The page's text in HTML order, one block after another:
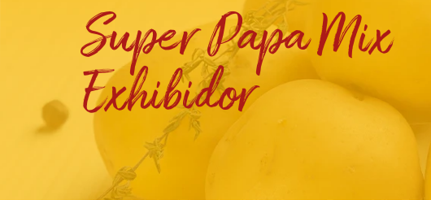
Super Papa Mix
Exhibidor